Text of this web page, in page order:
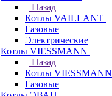
Назад
Котлы VAILLANT
Газовые
Электрические
Котлы VIESSMANN
Назад
Котлы VIESSMANN
Газовые